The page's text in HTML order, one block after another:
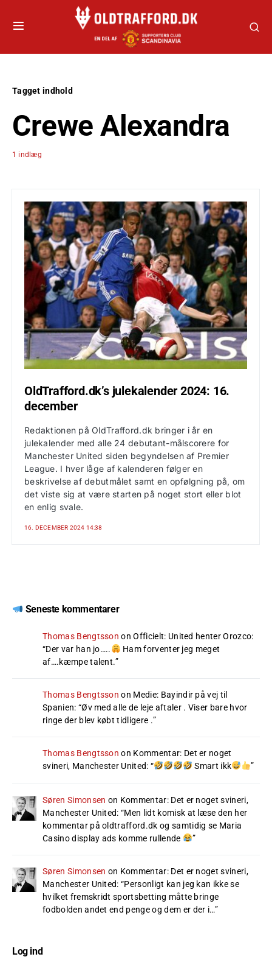
Tagget indhold
Crewe Alexandra
1 indlæg
OldTrafford.dk’s julekalender 2024: 16.
december
Redaktionen på OldTrafford.dk bringer i år en
julekalender med alle 24 debutant-målscorere for
Manchester United siden begyndelsen af Premier
League. I hver låge af kalenderen følger en
beskrivelse af debutmålet samt en opfølgning på, om
det viste sig at være starten på noget stort eller blot
en enlig svale.
16. DECEMBER 2024 14:38
Seneste kommentarer
Thomas Bengtsson onOfficielt: United henter Orozco:
“Der var han jo…..
Ham forventer jeg meget
af….kæmpe talent.”
Thomas Bengtsson on Medie: Bayindir på vej til
Spanien: “Øv med alle de leje aftaler . Viser bare hvor
ringe der blev købt tidligere .”
Thomas Bengtsson on Kommentar: Det er noget
svineri, Manchester United: “ Smart ikk ”
Søren Simonsen on Kommentar: Det er noget svineri,
Manchester United: “Men lidt komisk at læse den her
kommentar på oldtrafford.dk og samtidig se Maria
Casino display ads komme rullende
”
Søren Simonsen on Kommentar: Det er noget svineri,
Manchester United: “Personligt kan jeg kan ikke se
hvilket fremskridt sportsbetting måtte bringe
fodbolden andet end penge og dem er der i…”
Log ind